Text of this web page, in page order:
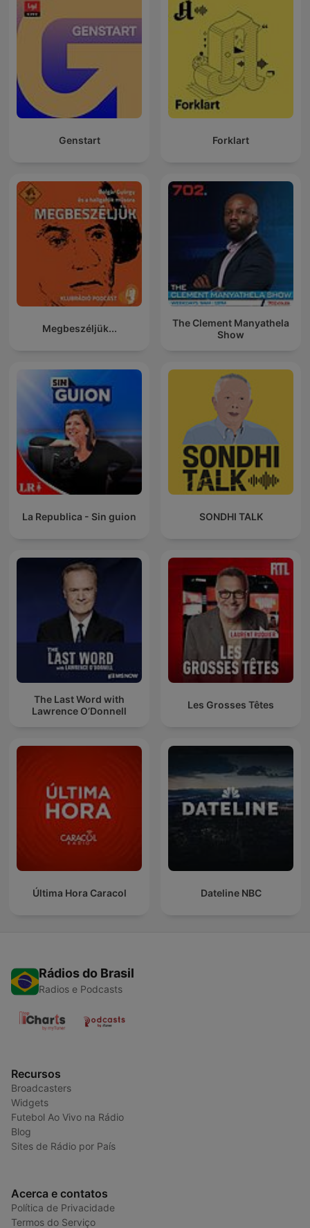
Genstart Forklart
Megbeszéljük...
The Clement Manyathela
Show
La Republica - Sin guion SONDHI TALK
The Last Word with
Lawrence O’Donnell
Les Grosses Têtes
Última Hora Caracol Dateline NBC
Rádios do Brasil
Radios e Podcasts
Recursos
Broadcasters
Widgets
Futebol Ao Vivo na Rádio
Blog
Sites de Rádio por País
Acerca e contatos
Política de Privacidade
Termos do Serviço